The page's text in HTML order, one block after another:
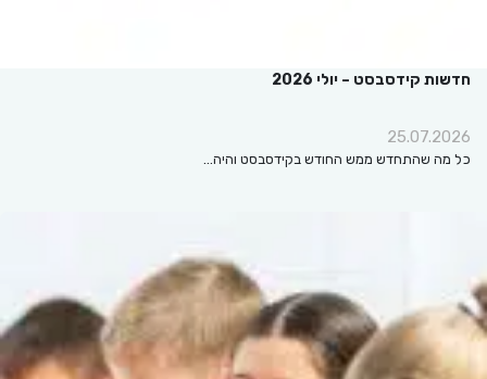
חדשות קידסבסט – יולי 2026
25.07.2026
כל מה שהתחדש ממש החודש בקידסבסט והיה…